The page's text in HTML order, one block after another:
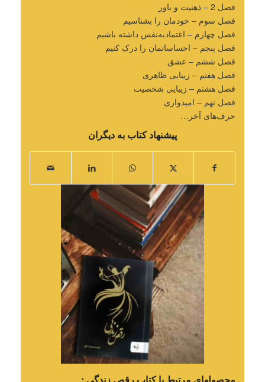
فصل 2 – ذهنیت و باور
فصل سوم – خودمان را بشناسیم
فصل چهارم – اعتمادبه‌نفس داشته باشیم
فصل پنجم – احساساتمان را درک کنیم
فصل ششم – عشق
فصل هفتم – زیبایی ظاهری
فصل هشتم – زیبایی شخصیت
فصل نهم – امیدواری
حرف‌های آخر…
پیشنهاد کتاب به دیگران
محصولهای مرتبط با کتاب رقص زندگی :